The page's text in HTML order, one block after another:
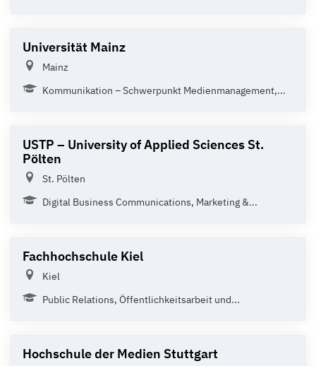
Universität Mainz
Mainz
Kommunikation – Schwerpunkt Medienmanagement,...
USTP – University of Applied Sciences St.
Pölten
St. Pölten
Digital Business Communications, Marketing &...
Fachhochschule Kiel
Kiel
Public Relations, Öffentlichkeitsarbeit und...
Hochschule der Medien Stuttgart